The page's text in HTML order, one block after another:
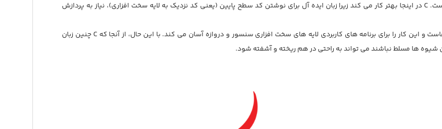
در سطح دستگاه، قدرت محاسبات معمولا بسیار محدود است. C در اینجا بهتر کار می کند زیرا زبان ایده آل برای نوشتن کد سطح پایین (یعنی کد نزدیک به لایه سخت افزاری)، نیاز به پردازش
C همچنین یک زبان رایج برای برنامه نویسی میکروکنترلرهاست و این کار را برای برنامه های کاربردی لایه های سخت افزاری سنسور و دروازه آسان می کند. با این حال، از آنجا که C چنین زبان
ها مسلط نباشند می تواند به راحتی در هم ریخته و آشفته شود.